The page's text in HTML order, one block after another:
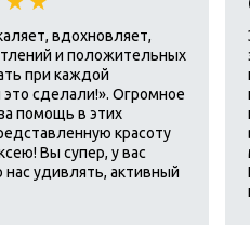
вдохновляет,
и положительных
при каждой
сделали!». Огромное
помощь в этих
красоту
Вы супер, у вас
удивлять, активный